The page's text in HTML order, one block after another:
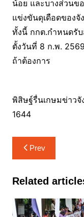
น้อย และบางส่วนข
แข่งขันดุเดือดของจั
ทั้งนี้ กกต.กำหนดรั
ตั้งวันที่ 8 ก.พ. 2569
ถ้าต้องการ
พิสิษฐ์รื่นเกษมข่าว
1644
แนะแนว
เรื่อง
Prev
Related